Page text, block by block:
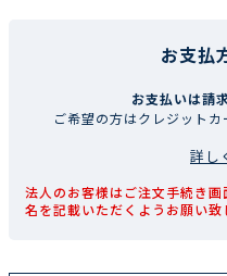
お支払
お支払いは請
ご希望の方はクレジットカ
詳し
法人のお客様はご注文手続き
名を記載いただくようお願い致